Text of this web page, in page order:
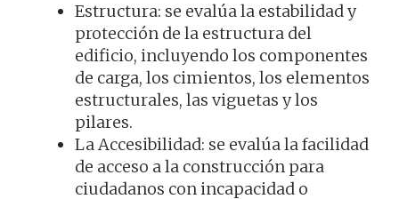
Estructura: se evalúa la estabilidad y
protección de la estructura del
edificio, incluyendo los componentes
de carga, los cimientos, los elementos
estructurales, las viguetas y los
pilares.
La Accesibilidad: se evalúa la facilidad
de acceso a la construcción para
ciudadanos con incapacidad o